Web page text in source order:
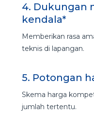
4. Dukungan
kendala*
Memberikan rasa
teknis di lapangan.
5. Potongan
Skema harga
jumlah tertentu.